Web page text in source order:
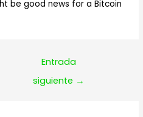
be good news for a Bitcoin
Entrada
siguiente →